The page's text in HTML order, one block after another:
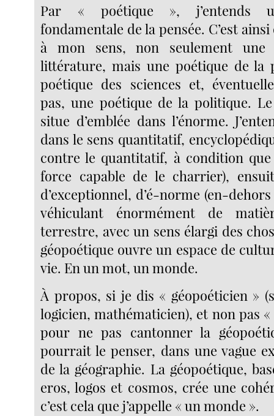
Par « poétique », j’entends
fondamentale de la pensée. C’est
à mon sens, non seulement
littérature, mais une poétique de la
poétique des sciences et,
pas, une poétique de la politique.
situe d’emblée dans l’énorme.
dans le sens quantitatif,
contre le quantitatif, à condition que
force capable de le charrier),
d’exceptionnel, d’é-norme (en-
véhiculant énormément de
terrestre, avec un sens élargi des
géopoétique ouvre un espace de
vie. En un mot, un monde.
À propos, si je dis « géopoéticien »
logicien, mathématicien), et non pas «
pour ne pas cantonner la
pourrait le penser, dans une vague
de la géographie. La géopoétique,
eros, logos et cosmos, crée une
c’est cela que j’appelle « un monde ».